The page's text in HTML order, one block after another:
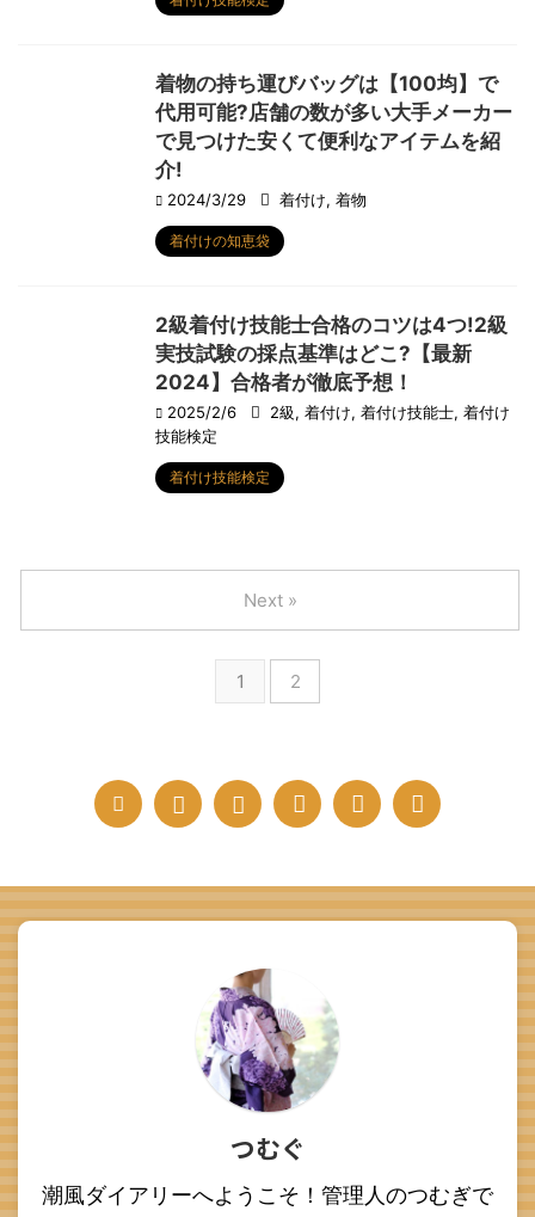
着物の持ち運びバッグは【100均】で
代用可能?店舗の数が多い大手メーカー
で見つけた安くて便利なアイテムを紹
介!
2024/3/29 着付け, 着物
着付けの知恵袋
2級着付け技能士合格のコツは4つ!2級
実技試験の採点基準はどこ?【最新
2024】合格者が徹底予想！
2025/2/6 2級, 着付け, 着付け技能士, 着付け
技能検定
着付け技能検定
1 2
Next »
つむぐ
潮風ダイアリーへようこそ！管理人のつむぎで